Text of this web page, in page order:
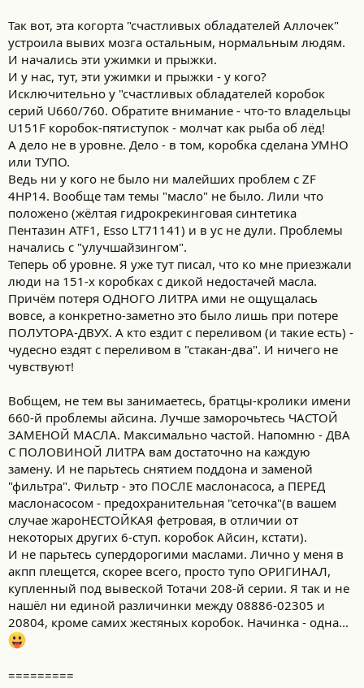
Так вот, эта когорта "счастливых обладателей Аллочек"
устроила вывих мозга остальным, нормальным людям.
И начались эти ужимки и прыжки.
И у нас, тут, эти ужимки и прыжки - у кого?
Исключительно у "счастливых обладателей коробок
серий U660/760. Обратите внимание - что-то владельцы
U151F коробок-пятиступок - молчат как рыба об лёд!
А дело не в уровне. Дело - в том, коробка сделана УМНО
или ТУПО.
Ведь ни у кого не было ни малейших проблем с ZF
4HP14. Вообще там темы "масло" не было. Лили что
положено (жёлтая гидрокрекинговая синтетика
Пентазин ATF1, Esso LT71141) и в ус не дули. Проблемы
начались с "улучшайзингом".
Теперь об уровне. Я уже тут писал, что ко мне приезжали
люди на 151-х коробках с дикой недостачей масла.
Причём потеря ОДНОГО ЛИТРА ими не ощущалась
вовсе, а конкретно-заметно это было лишь при потере
ПОЛУТОРА-ДВУХ. А кто ездит с переливом (и такие есть) -
чудесно ездят с переливом в "стакан-два". И ничего не
чувствуют!
Вобщем, не тем вы занимаетесь, братцы-кролики имени
660-й проблемы айсина. Лучше заморочьтесь ЧАСТОЙ
ЗАМЕНОЙ МАСЛА. Максимально частой. Напомню - ДВА
С ПОЛОВИНОЙ ЛИТРА вам достаточно на каждую
замену. И не парьтесь снятием поддона и заменой
"фильтра". Фильтр - это ПОСЛЕ маслонасоса, а ПЕРЕД
маслонасосом - предохранительная "сеточка"(в вашем
случае жароНЕСТОЙКАЯ фетровая, в отличии от
некоторых других 6-ступ. коробок Айсин, кстати).
И не парьтесь супердорогими маслами. Лично у меня в
акпп плещется, скорее всего, просто тупо ОРИГИНАЛ,
купленный под вывеской Тотачи 208-й серии. Я так и не
нашёл ни единой различинки между 08886-02305 и
20804, кроме самих жестяных коробок. Начинка - одна...
=========